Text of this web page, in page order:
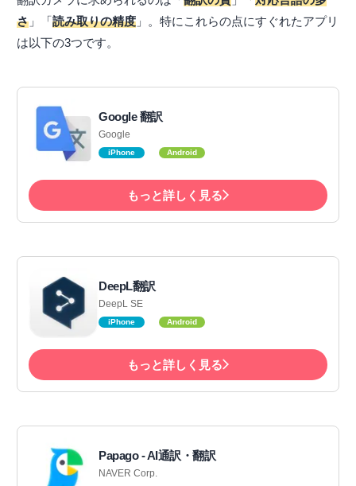
さ 」「読み取りの精度 」。特にこれらの点にすぐれたアプリ
は以下の3つです。
Google 翻訳
Google
iPhone Android
もっと詳しく見る
DeepL翻訳
DeepL SE
iPhone Android
もっと詳しく見る
Papago - AI通訳・翻訳
NAVER Corp.